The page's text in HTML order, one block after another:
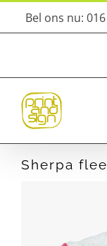
Ga
inhoud
Bel ons nu:
Sherpa